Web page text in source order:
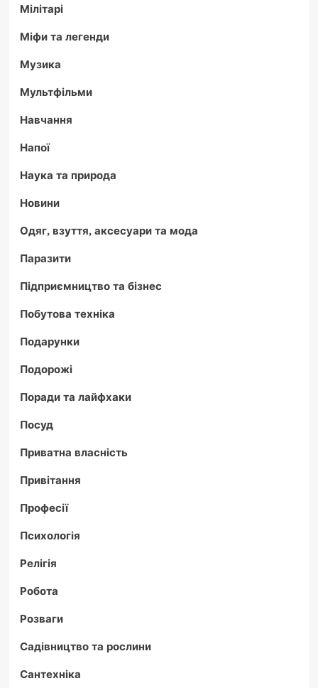
Мілітарі
Міфи та легенди
Музика
Мультфільми
Навчання
Напої
Наука та природа
Новини
Одяг, взуття, аксесуари та мода
Паразити
Підприємництво та бізнес
Побутова техніка
Подарунки
Подорожі
Поради та лайфхаки
Посуд
Приватна власність
Привітання
Професії
Психологія
Релігія
Робота
Розваги
Садівництво та рослини
Сантехніка